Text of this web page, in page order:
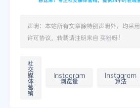
声明：本站所有文章除特别声明外，均采用
许可协议。转载请注明来自 买粉呀！
社
交
媒
体
营
销
Instagram
浏览量
Instagram
算法